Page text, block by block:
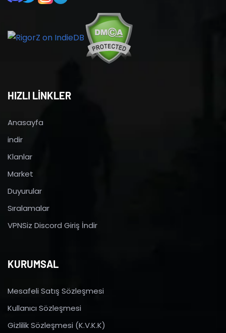
HIZLI LİNKLER
Anasayfa
indir
Klanlar
Market
Duyurular
Sıralamalar
VPNSiz Discord Giriş İndir
KURUMSAL
Mesafeli Satış Sözleşmesi
Kullanıcı Sözleşmesi
Gizlilik Sözleşmesi (K.V.K.K)